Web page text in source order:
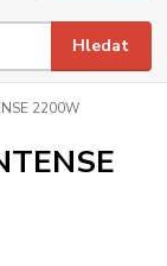
Hledat
2200W